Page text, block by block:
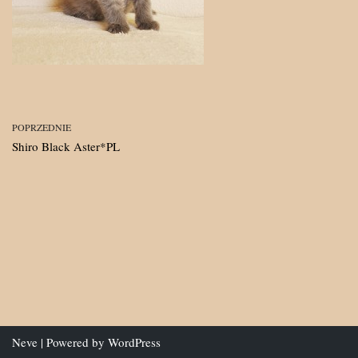
POPRZEDNIE
Shiro Black Aster*PL
Neve | Powered by WordPress